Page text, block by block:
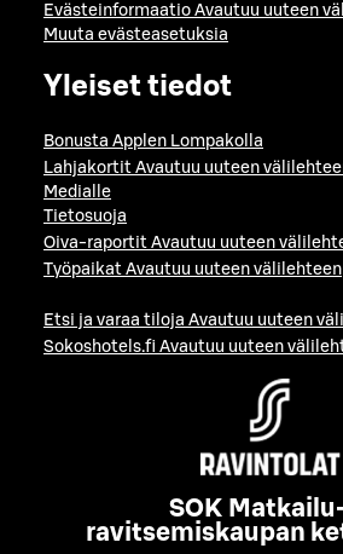
Evästeinformaatio Avautuu uuteen
Muuta evästeasetuksia
Yleiset tiedot
Bonusta Applen Lompakolla
Lahjakortit Avautuu uuteen
Medialle
Tietosuoja
Oiva-raportit Avautuu uuteen
Työpaikat Avautuu uuteen välilehteen
Etsi ja varaa tiloja Avautuu uuteen
Sokoshotels.fi Avautuu uuteen
SOK
ravitsemiskaupan